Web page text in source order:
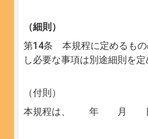
（細則）
第14条 本規程に定めるもの
し必要な事項は別途細則を定
（付則）
本規程は、 年 月 日よ